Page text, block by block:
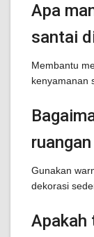
Apa
santai
Membantu
kenyamanan
Gunakan
dekorasi
Apakah